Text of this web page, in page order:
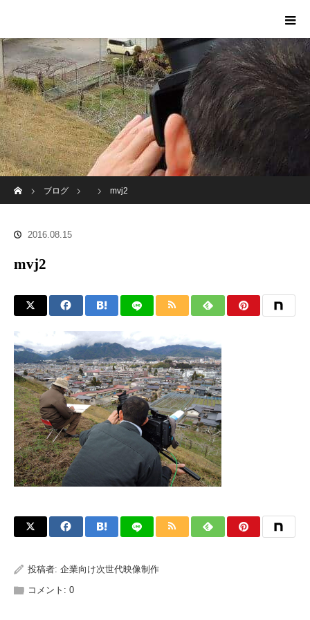
ブログ
mvj2
2016.08.15
mvj2
投稿者: 企業向け次世代映像制作
コメント: 0